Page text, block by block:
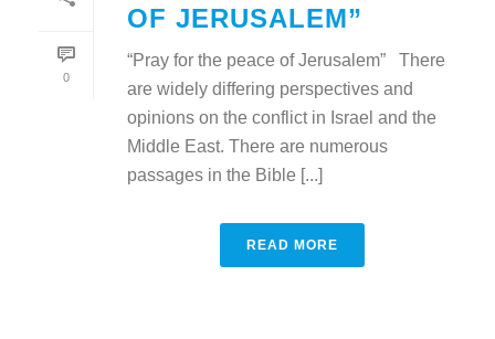
0
OF JERUSALEM”
“Pray for the peace of Jerusalem” There
are widely differing perspectives and
opinions on the conflict in Israel and the
Middle East. There are numerous
passages in the Bible [...]
READ MORE